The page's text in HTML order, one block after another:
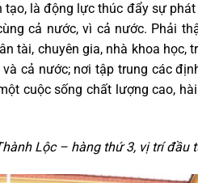
là động lực thúc đẩy sự
cả nước, vì cả nước. Phải
tài, chuyên gia, nhà khoa học,
cả nước; nơi tập trung các
cuộc sống chất lượng cao,
Lộc – hàng thứ 3, vị trí đầu